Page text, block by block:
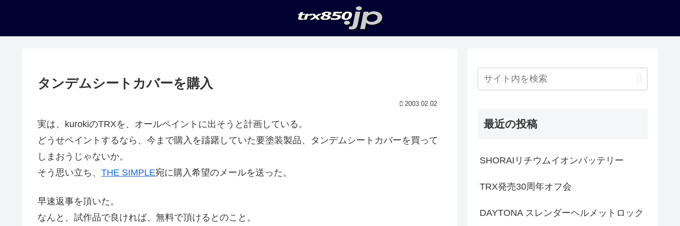
タンデムシートカバーを購入
2003.02.02
実は、kurokiのTRXを、オールペイントに出そうと計画している。
どうせペイントするなら、今まで購入を躊躇していた要塗装製品、タンデムシートカバーを買って
しまおうじゃないか。
そう思い立ち、 THE SIMPLE宛に購入希望のメールを送った。
早速返事を頂いた。
なんと、試作品で良ければ、無料で頂けるとのこと。
最近の投稿
SHORAIリチウムイオンバッテリー
TRX発売30周年オフ会
DAYTONA スレンダーヘルメットロック